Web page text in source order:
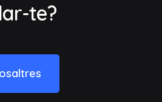
te?